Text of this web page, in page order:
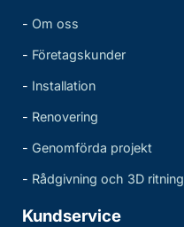
- Om oss
- Företagskunder
- Installation
- Renovering
- Genomförda projekt
- Rådgivning och 3D ritning
Kundservice